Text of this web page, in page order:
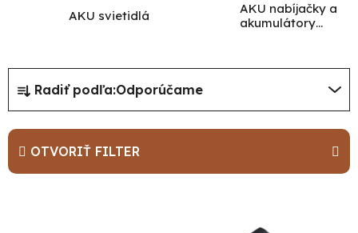
AKU svietidlá
AKU nabíjačky a
akumulátory
R
a
d
e
n
Radiť podľa:Odporúčame
OTVORIŤ FILTER